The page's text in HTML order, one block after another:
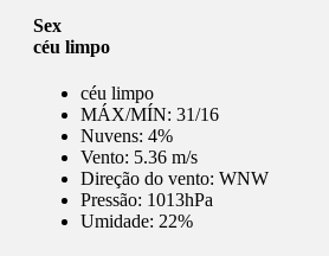
Sex
céu limpo
céu limpo
MÁX/MÍN: 31/16
Nuvens: 4%
Vento: 5.36 m/s
Direção do vento: WNW
Pressão: 1013hPa
Umidade: 22%